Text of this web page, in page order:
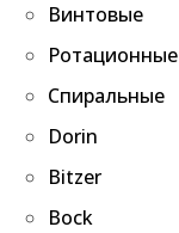
Винтовые
Ротационные
Спиральные
Dorin
Bitzer
Bock